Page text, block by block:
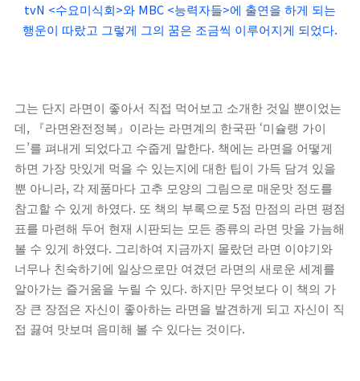
tvN <수요미식회 >와 MBC <능력자들>에 출연을 하게 되는
행운이 따랐고 그렇게 그의 꿈은 조금씩 이루어지게 되었다.
그는 단지 라면이 좋아서 직접 먹어보고 소개한 것일 뿐이었는
데 , 『라면완전정복 』 이라는 라면계의 한국판 ‘미슐랭 가이
드’를 펴내게 되었다고 수줍게 말한다. 책에는 라면을 어떻게
하면 가장 맛있게 먹을 수 있는지에 대한 팁이 가득 담겨 있을
뿐 아니라, 각 제품마다 고추 모양의 그림으로 매운맛 정도를
참고할 수 있게 하였다. 또 책의 부록으로 5점 만점의 라면 평점
표를 마련해 두어 현재 시판되는 모든 종류의 라면 맛을 가늠해
볼 수 있게 하였다. 그리하여 지금까지 몰랐던 라면 이야기와
너무나 친숙하기에 일상으로만 여겼던 라면의 새로운 세계를
알아가는 즐거움을 누릴 수 있다. 하지만 무엇보다 이 책의 가
장 큰 장점은 자신이 좋아하는 라면을 발견하게 되고 자신이 직
접 끓여 맛보며 음미해 볼 수 있다는 것이다.